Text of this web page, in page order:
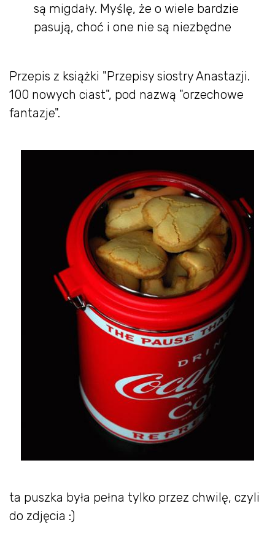
są migdały. Myślę, że o wiele bardzie
pasują, choć i one nie są niezbędne
Przepis z książki "Przepisy siostry Anastazji.
100 nowych ciast", pod nazwą "orzechowe
fantazje".
ta puszka była pełna tylko przez chwilę, czyli
do zdjęcia :)